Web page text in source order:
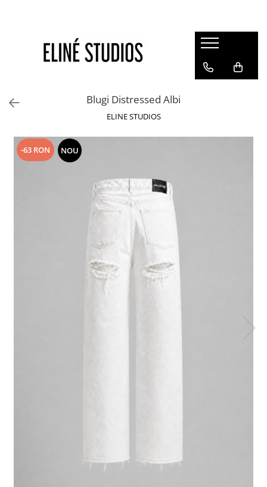
Best Sellers
Rochii
Pantaloni
Fuste
Blugi Distressed Albi
ELINE STUDIOS
-63 RON NOU